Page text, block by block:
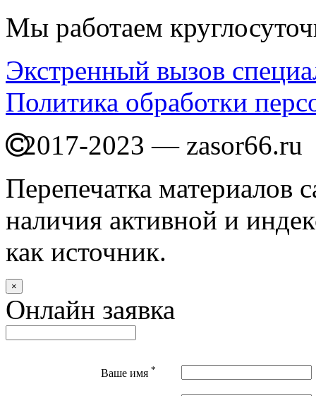
Мы работаем
Экстренный вызов
Политика обработки
2017-2023 — zasor66.ru
Перепечатка материалов
наличия активной и
как источник.
×
Онлайн заявка
Ваше имя *